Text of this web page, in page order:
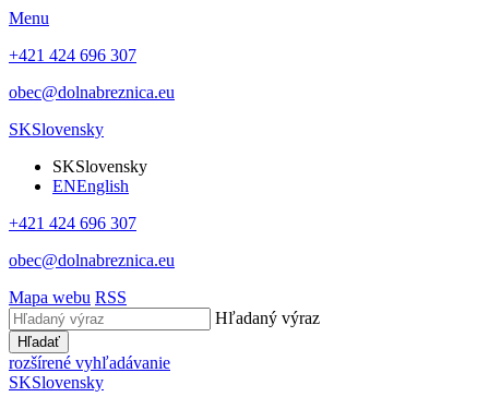
Menu
+421 424 696 307
obec@dolnabreznica.eu
SKSlovensky
SKSlovensky
ENEnglish
+421 424 696 307
obec@dolnabreznica.eu
Mapa webu RSS
Hľadaný výraz
Hľadať
rozšírené vyhľadávanie
SKSlovensky